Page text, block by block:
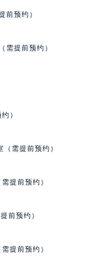
前预约）
需提前预约）
）
需提前预约）
提前预约）
前预约）
提前预约）